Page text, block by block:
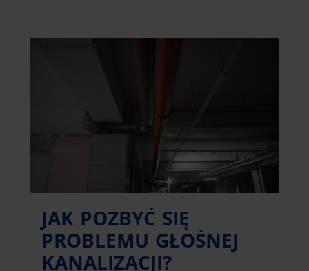
JAK POZBYĆ SIĘ
PROBLEMU GŁOŚNEJ
KANALIZACJI?